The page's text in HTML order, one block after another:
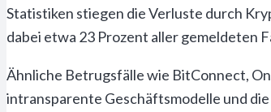
Statistiken stiegen die Verluste durch
dabei etwa 23 Prozent aller gemeldeten
Ähnliche Betrugsfälle wie BitConnect,
intransparente Geschäftsmodelle und